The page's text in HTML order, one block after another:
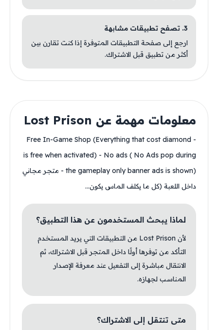
3. تصفح تطبيقات مشابهة
ارجع إلى صفحة التطبيقات المتوفرة إذا كنت تقارن بين
أكثر من تطبيق قبل الاشتراك.
معلومات مهمة عن Lost Prison
- Free In-Game Shop (Everything that cost diamond
is free when activated) - No ads ( No Ads pop during
the gameplay only banner ads is shown) - متجر مجاني
داخل اللعبة (كل ما يكلف الماس يكون...
لماذا يبحث المستخدمون عن هذا التطبيق؟
لأن Lost Prison من التطبيقات التي يريد المستخدم
التأكد من توفرها أولًا داخل المتجر قبل الاشتراك، ثم
الانتقال مباشرة إلى التفعيل عند معرفة الإصدار
المناسب لجهازه.
متى تنتقل إلى الاشتراك؟